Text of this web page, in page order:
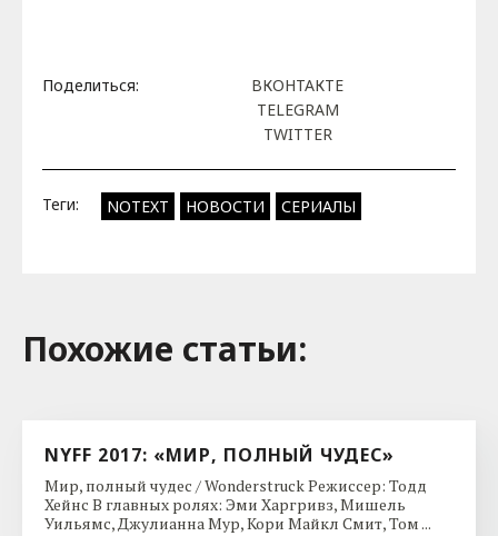
Поделиться:
ВКОНТАКТЕ
TELEGRAM
TWITTER
Теги: NOTEXT НОВОСТИ СЕРИАЛЫ
Похожие cтатьи:
NYFF 2017: «МИР, ПОЛНЫЙ ЧУДЕС»
Мир, полный чудес / Wonderstruck Режиссер: Тодд
Хейнс В главных ролях: Эми Харгривз, Мишель
Уильямс, Джулианна Мур, Кори Майкл Смит, Том ...